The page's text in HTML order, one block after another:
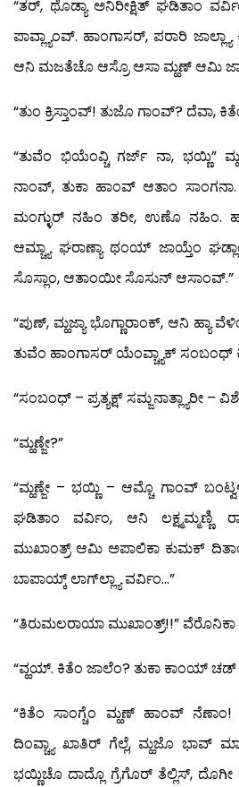
“ತರ್, ಥೊಡ್ಯಾ ಅನಿರೀಕ್ಷಿತ್ ಘಡಿತಾಂ
ಪಾವ್ಲ್ಯಾಂವ್. ಹಾಂಗಾಸರ್, ಪರಾರಿ
ಆನಿ ಮಜತೆಚೊ ಆಸ್ರೊ ಆಸಾ ಮ್ಹಣ್ ಆಮಿ
“ತುಂ ಕ್ರಿಸ್ತಾಂವ್! ತುಜೊ ಗಾಂವ್? ದೆವಾ,
“ತುವೆಂ ಭಿಯೆಂವ್ಚಿ ಗರ್ಜ್ ನಾ, ಭಯ್ಣಿ”
ನಾಂವ್, ತುಕಾ ಹಾಂವ್ ಆತಾಂ
ಮಂಗ್ಳುರ್ ನಹಿಂ ತರೀ, ಉಣೊ ನಹಿಂ.
ಆಮ್ಚ್ಯಾ ಘರಾಣ್ಯಾ ಥಂಯ್ ಜಾಯ್ತೆಂ
ಸೊಸ್ಲಾಂ, ಆತಾಂಯೀ ಸೊಸುನ್ ಆಸಾಂವ್.”
“ಪುಣ್, ಮ್ಹಜ್ಯಾ ಭೊಗ್ಣಾರಾಂಕ್, ಆನಿ ಹ್ಯಾ
ತುವೆಂ ಹಾಂಗಾಸರ್ ಯೆಂವ್ಚ್ಯಾಕ್ ಸಂಬಂಧ್
“ಸಂಬಂಧ್ – ಪ್ರತ್ಯಕ್ಷ್ ಸಮ್ಜನಾತ್ಲ್ಯಾರೀ –
“ಮ್ಹಣ್ಜೇ?”
“ಮ್ಹಣ್ಜೇ – ಭಯ್ಣಿ – ಆಮ್ಚೊ ಗಾಂವ್
ಘಡಿತಾಂ ವರ್ವಿಂ, ಆನಿ ಲಕ್ಷ್ಮಮ್ಮಣ್ಣಿ
ಮುಖಾಂತ್ರ್ ಆಮಿ ಅಪಾಲಿಕಾ ಕುಮಕ್
ಬಾಪಾಯ್ಕ್ ಲಾಗ್‍ಲ್ಲ್ಯಾ ವರ್ವಿಂ…”
“ತಿರುಮಲರಾಯಾ ಮುಖಾಂತ್ರ್!!” ವೆರೊನಿಕಾ
“ವ್ಹಯ್. ಕಿತೆಂ ಜಾಲೆಂ? ತುಕಾ ಕಾಂಯ್
“ಕಿತೆಂ ಸಾಂಗ್ಚೆಂ ಮ್ಹಣ್ ಹಾಂವ್
ದಿಂವ್ಚ್ಯಾ ಖಾತಿರ್ ಗೆಲ್ಲೆ, ಮ್ಹಜೊ ಭಾವ್
ಭಯ್ಣಿಚೊ ದಾದ್ಲೊ ಗ್ರೆಗೊರ್ ತೆಲ್ಲಿಸ್,